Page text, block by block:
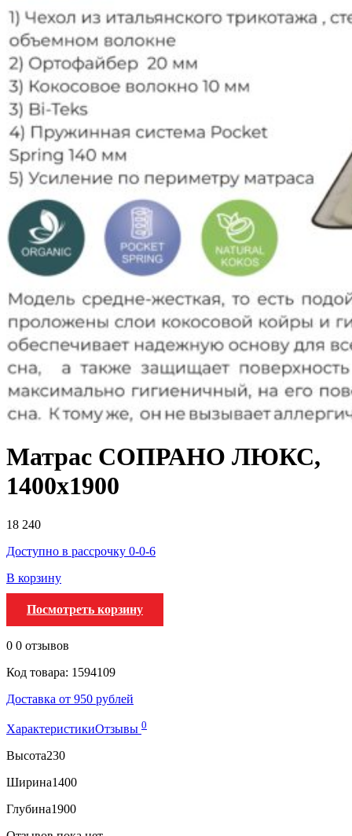
Матрас СОПРАНО ЛЮКС,
1400х1900
18 240
Доступно в рассрочку 0-0-6
В корзину
Посмотреть корзину
0 0 отзывов
Код товара: 1594109
Доставка от 950 рублей
ХарактеристикиОтзывы 0
Высота230
Ширина1400
Глубина1900